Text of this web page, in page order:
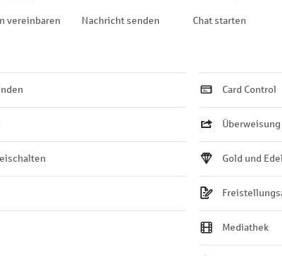
vereinbaren Nachricht senden Chat starten
Card Control
Gold und
Mediathek